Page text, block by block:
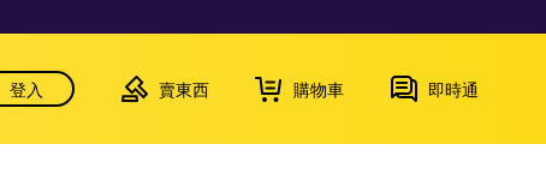
登入 賣東西 購物車 即時通